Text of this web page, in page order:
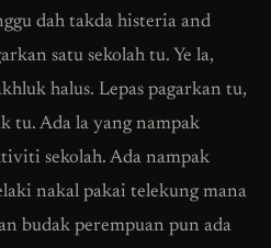
dah takda histeria and
satu sekolah tu. Ye la,
halus. Lepas pagarkan tu,
tu. Ada la yang nampak
sekolah. Ada nampak
nakal pakai telekung mana
budak perempuan pun ada